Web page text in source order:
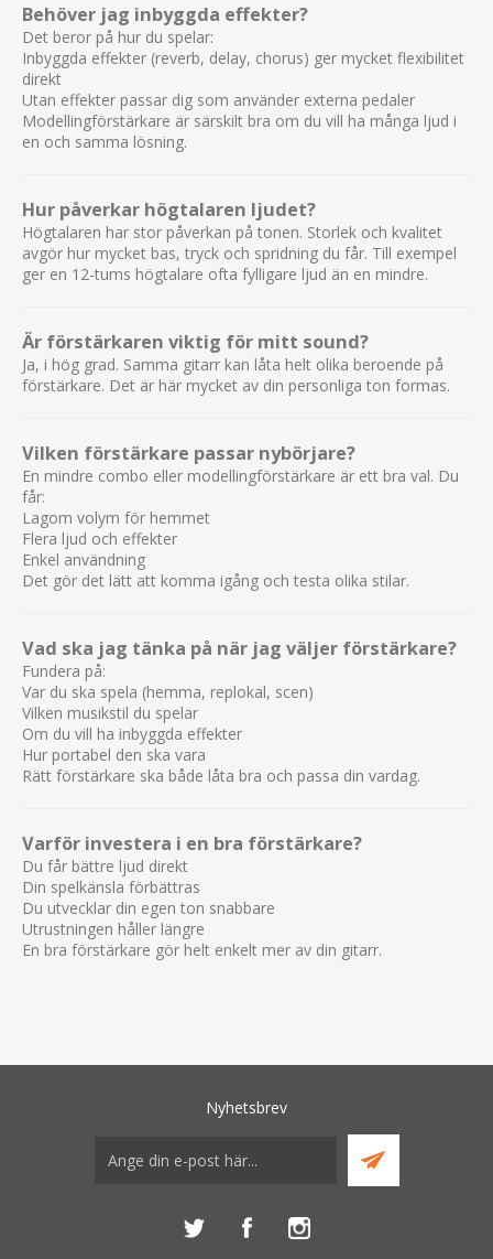
Behöver jag inbyggda effekter?
Det beror på hur du spelar:
Inbyggda effekter (reverb, delay, chorus) ger mycket flexibilitet
direkt
Utan effekter passar dig som använder externa pedaler
Modellingförstärkare är särskilt bra om du vill ha många ljud i
en och samma lösning.
Hur påverkar högtalaren ljudet?
Högtalaren har stor påverkan på tonen. Storlek och kvalitet
avgör hur mycket bas, tryck och spridning du får. Till exempel
ger en 12-tums högtalare ofta fylligare ljud än en mindre.
Är förstärkaren viktig för mitt sound?
Ja, i hög grad. Samma gitarr kan låta helt olika beroende på
förstärkare. Det är här mycket av din personliga ton formas.
Vilken förstärkare passar nybörjare?
En mindre combo eller modellingförstärkare är ett bra val. Du
får:
Lagom volym för hemmet
Flera ljud och effekter
Enkel användning
Det gör det lätt att komma igång och testa olika stilar.
Vad ska jag tänka på när jag väljer förstärkare?
Fundera på:
Var du ska spela (hemma, replokal, scen)
Vilken musikstil du spelar
Om du vill ha inbyggda effekter
Hur portabel den ska vara
Rätt förstärkare ska både låta bra och passa din vardag.
Varför investera i en bra förstärkare?
Du får bättre ljud direkt
Din spelkänsla förbättras
Du utvecklar din egen ton snabbare
Utrustningen håller längre
En bra förstärkare gör helt enkelt mer av din gitarr.
Nyhetsbrev